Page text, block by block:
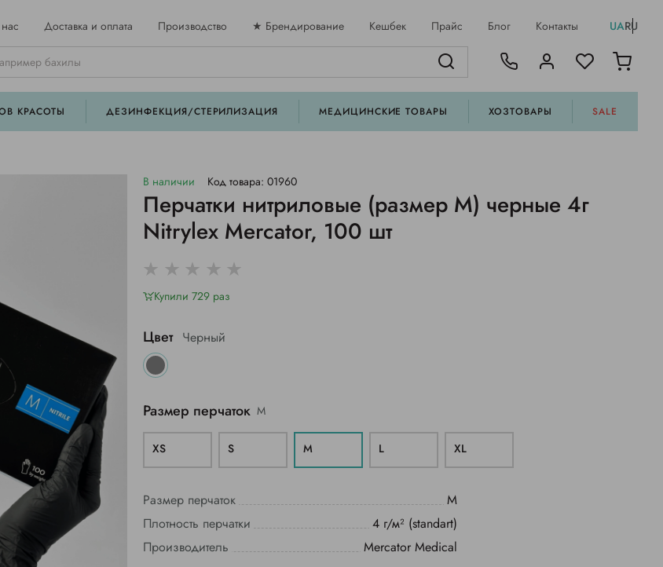
Доставка и оплата Производство ★ Брендирование Кешбек Прайс Блог Контакты UARU
КРАСОТЫ ДЕЗИНФЕКЦИЯ/СТЕРИЛИЗАЦИЯ МЕДИЦИНСКИЕ ТОВАРЫ ХОЗТОВАРЫ SALE
В наличии Код товара: 01960
Перчатки нитриловые (размер M) черные 4г
Nitrylex Mercator, 100 шт
Купили 729 раз
Цвет Черный
Размер перчаток M
XS S M L ХL
Размер перчаток
M
Плотность перчатки
4 г/м² (standart)
Производитель
Mercator Medical